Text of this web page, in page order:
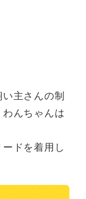
主さんの制
んちゃんは
ドを着用し